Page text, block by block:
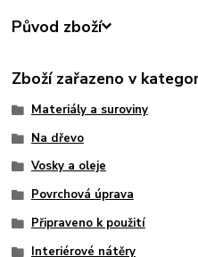
Původ zboží
Zboží zařazeno v
Materiály a suroviny
Na dřevo
Vosky a oleje
Povrchová úprava
Připraveno k použití
Interiérové nátěry